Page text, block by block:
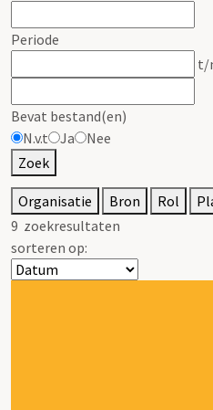
Periode
t/
Bevat bestand(en)
N.v.t
Ja
Nee
Zoek
Organisatie Bron Rol
9 zoekresultaten
sorteren op: